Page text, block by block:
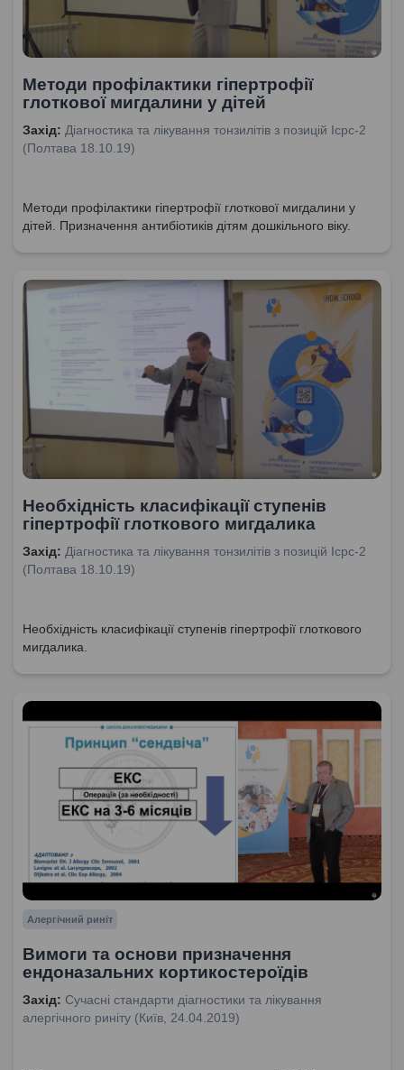
Методи профілактики гіпертрофії
глоткової мигдалини у дітей
Захід: Діагностика та лікування тонзилітів з позицій Icpc-2
(Полтава 18.10.19)
Методи профілактики гіпертрофії глоткової мигдалини у
дітей. Призначення антибіотиків дітям дошкільного віку.
Необхідність класифікації ступенів
гіпертрофії глоткового мигдалика
Захід: Діагностика та лікування тонзилітів з позицій Icpc-2
(Полтава 18.10.19)
Необхідність класифікації ступенів гіпертрофії глоткового
мигдалика.
Алергічний риніт
Вимоги та основи призначення
ендоназальних кортикостероїдів
Захід: Сучасні стандарти діагностики та лікування
алергічного риніту (Київ, 24.04.2019)